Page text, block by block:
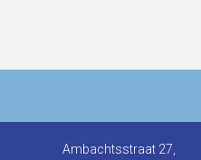
Ambachtsstraat 27,